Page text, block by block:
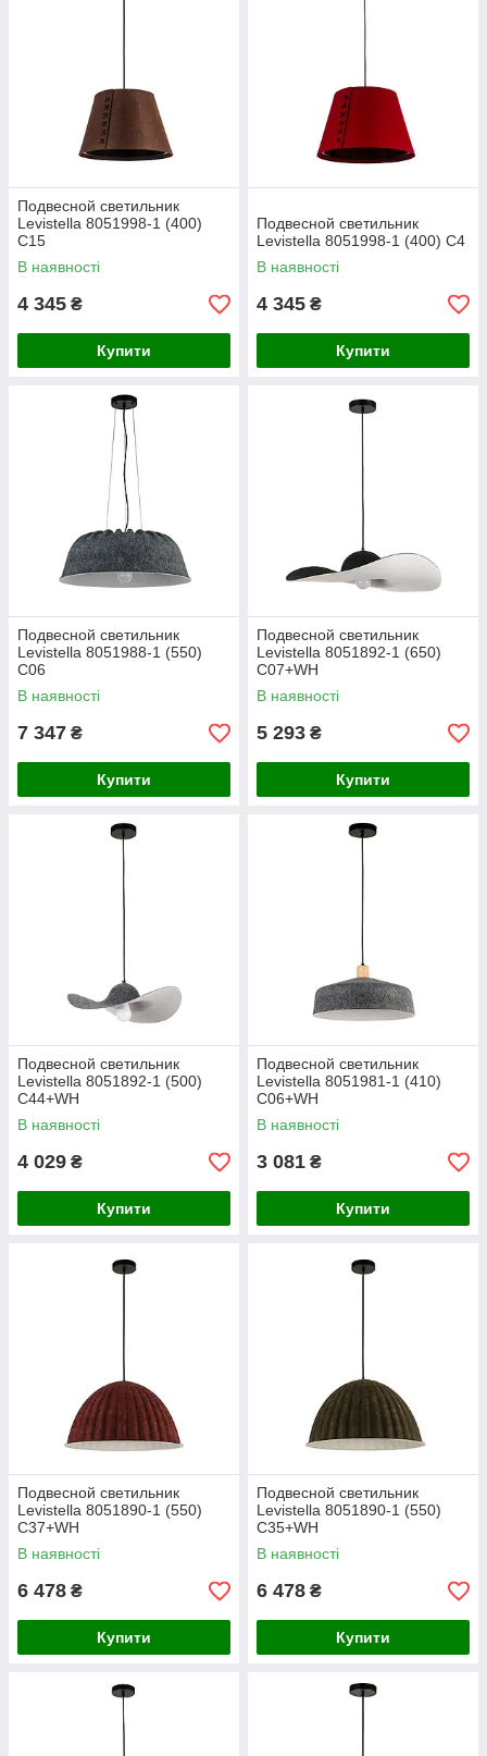
Подвесной светильник
Levistella 8051998-1 (400)
C15
В наявності
4 345 ₴
Купити
Подвесной светильник
Levistella 8051998-1 (400) C4
В наявності
4 345 ₴
Купити
Подвесной светильник
Levistella 8051988-1 (550)
C06
В наявності
7 347 ₴
Купити
Подвесной светильник
Levistella 8051892-1 (650)
C07+WH
В наявності
5 293 ₴
Купити
Подвесной светильник
Levistella 8051892-1 (500)
C44+WH
В наявності
4 029 ₴
Купити
Подвесной светильник
Levistella 8051981-1 (410)
C06+WH
В наявності
3 081 ₴
Купити
Подвесной светильник
Levistella 8051890-1 (550)
C37+WH
В наявності
6 478 ₴
Купити
Подвесной светильник
Levistella 8051890-1 (550)
C35+WH
В наявності
6 478 ₴
Купити